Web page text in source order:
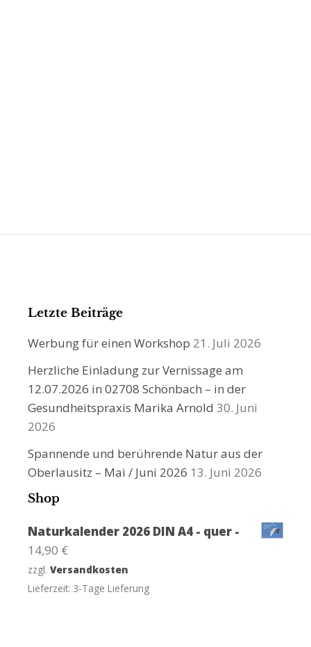
Letzte Beiträge
Werbung für einen Workshop 21. Juli 2026
Herzliche Einladung zur Vernissage am
12.07.2026 in 02708 Schönbach – in der
Gesundheitspraxis Marika Arnold 30. Juni
2026
Spannende und berührende Natur aus der
Oberlausitz – Mai / Juni 2026 13. Juni 2026
Shop
Naturkalender 2026 DIN A4 - quer -
14,90 €
zzgl. Versandkosten
Lieferzeit: 3-Tage Lieferung